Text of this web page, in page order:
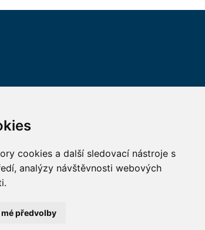
cookies a další sledovací nástroje s
analýzy návštěvnosti webových
předvolby
NÁM?